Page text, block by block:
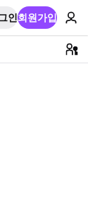
인회원가입